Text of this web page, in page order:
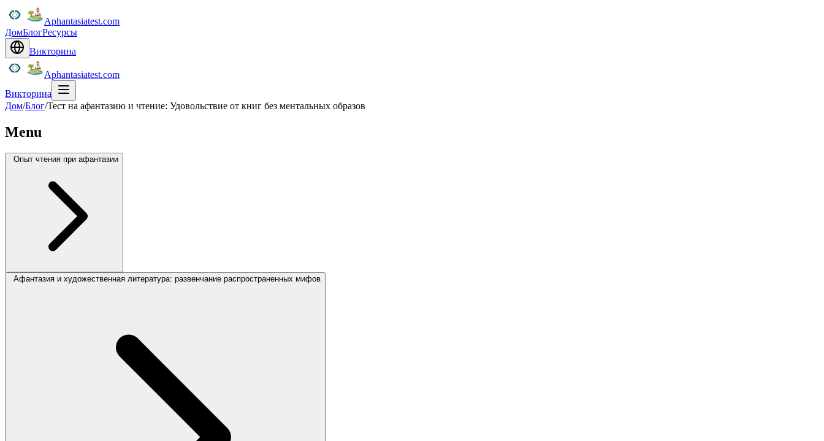
Aphantasiatest.com
ДомБлогРесурсы
Викторина
Aphantasiatest.com
Викторина
Дом/Блог/Тест на афантазию и чтение: Удовольствие от книг без ментальных образов
Menu
Опыт чтения при афантазии
Афантазия и художественная литература: развенчание распространенных мифов